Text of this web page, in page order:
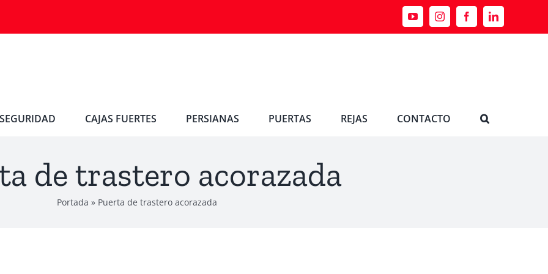
YouTubeInstagramFacebookLinkedIn
SEGURIDAD CAJAS FUERTES PERSIANAS PUERTAS REJAS CONTACTO
de trastero acorazada
Portada » Puerta de trastero acorazada